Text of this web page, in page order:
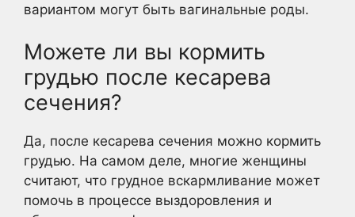
вариантом могут быть вагинальные роды.
Можете ли вы кормить
грудью после кесарева
сечения?
Да, после кесарева сечения можно кормить
грудью. На самом деле, многие женщины
считают, что грудное вскармливание может
помочь в процессе выздоровления и